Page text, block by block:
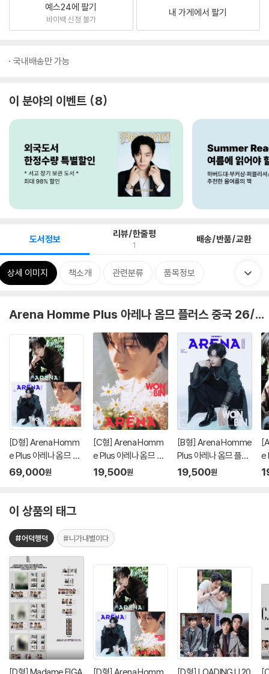
예스24에 팔기
바이백 신청 불가
내 가게에서 팔기
국내배송만 가능
이 분야의 이벤트 8
도서정보 리뷰/한줄평
1 배송/반품/교환
상세 이미지 책소개 관련분류 품목정보
Arena Homme Plus 아레나 옴므 플러스 중국 26/05 라이즈 (RIIZE) 원빈 커버
[D형] Arena Homm
e Plus 아레나 옴므 플
러스 중국 2026년 05
형 잡지+C형 잡지+애
+인생네컷 1장)
69,000원
[C형] Arena Homm
e Plus 아레나 옴므 플
러스 중국 2026년 05
19,500원
[B형] Arena Homme
Plus 아레나 옴므 플러
스 중국 2026년 05월 :
19,500원
e
이 상품의 태그
#어덕행덕 #니가내별이다